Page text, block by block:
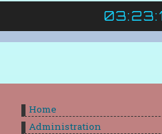
Home
Administration